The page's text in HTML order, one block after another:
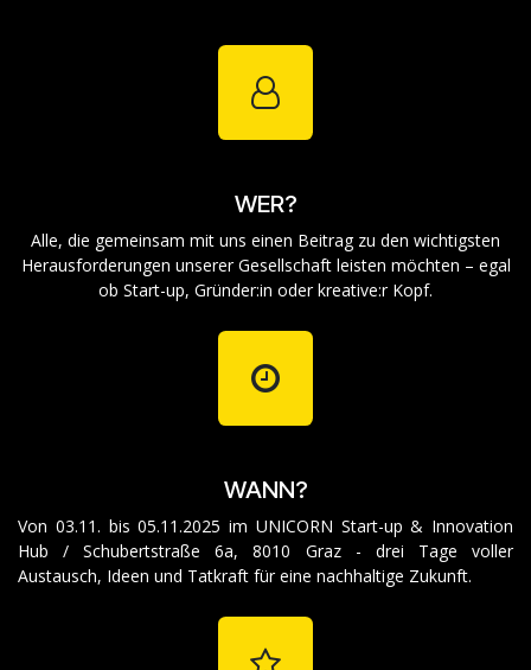
WER?
Alle, die gemeinsam mit uns einen Beitrag zu den wichtigsten
Herausforderungen unserer Gesellschaft leisten möchten – egal
ob Start-up, Gründer:in oder kreative:r Kopf.
WANN?
Von 03.11. bis 05.11.2025 im UNICORN Start-up & Innovation
Hub / Schubertstraße 6a, 8010 Graz - drei Tage voller
Austausch, Ideen und Tatkraft für eine nachhaltige Zukunft.